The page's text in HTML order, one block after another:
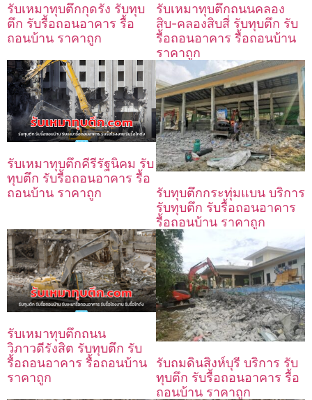
รับเหมาทุบตึกกุดรัง รับทุบ
ตึก รับรื้อถอนอาคาร รื้อ
ถอนบ้าน ราคาถูก
รับเหมาทุบตึกถนนคลอง
สิบ-คลองสิบสี่ รับทุบตึก รับ
รื้อถอนอาคาร รื้อถอนบ้าน
ราคาถูก
รับเหมาทุบตึกคีรีรัฐนิคม รับ
ทุบตึก รับรื้อถอนอาคาร รื้อ
ถอนบ้าน ราคาถูก
รับทุบตึกกระทุ่มแบน บริการ
รับทุบตึก รับรื้อถอนอาคาร
รื้อถอนบ้าน ราคาถูก
รับเหมาทุบตึกถนน
วิภาวดีรังสิต รับทุบตึก รับ
รื้อถอนอาคาร รื้อถอนบ้าน
ราคาถูก
รับถมดินสิงห์บุรี บริการ รับ
ทุบตึก รับรื้อถอนอาคาร รื้อ
ถอนบ้าน ราคาถูก